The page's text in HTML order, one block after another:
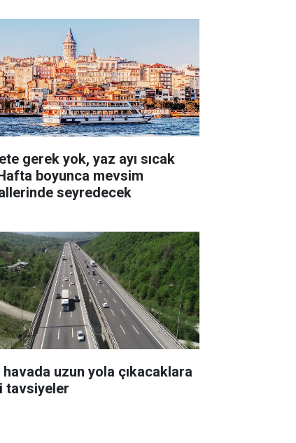
gerek yok, yaz ayı sıcak
boyunca mevsim
seyredecek
havada uzun yola çıkacaklara
tavsiyeler